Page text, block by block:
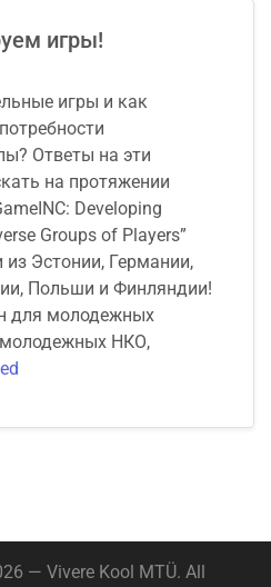
игры!
игры и как
Ответы на эти
на протяжении
Developing
Groups of Players”
из Эстонии, Германии,
Польши и Финляндии!
для молодежных
молодежных НКО,
— Vivere Kool MTÜ. All